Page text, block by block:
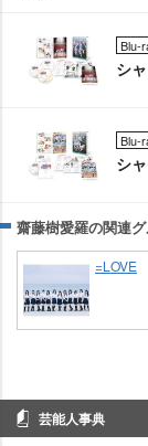
Blu-
シ
Blu-
シ
齋藤樹愛羅の関連
=LOVE
芸能人事典